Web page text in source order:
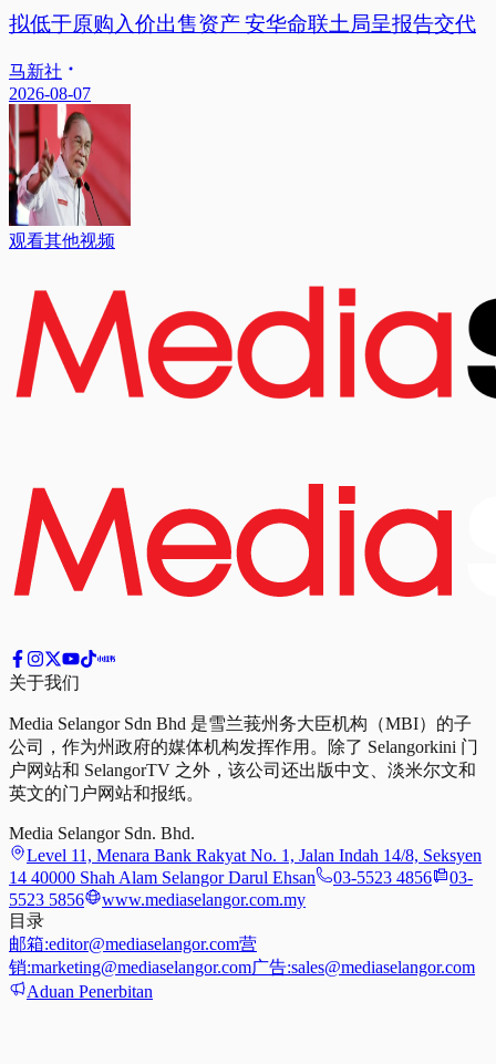
拟低于原购入价出售资产 安华命联土局呈报告交代
马新社
2026-08-07
观看其他视频
关于我们
Media Selangor Sdn Bhd 是雪兰莪州务大臣机构（MBI）的子
公司，作为州政府的媒体机构发挥作用。除了 Selangorkini 门
户网站和 SelangorTV 之外，该公司还出版中文、淡米尔文和
英文的门户网站和报纸。
Media Selangor Sdn. Bhd.
Level 11, Menara Bank Rakyat No. 1, Jalan Indah 14/8, Seksyen
14 40000 Shah Alam Selangor Darul Ehsan
03-5523 4856
03-
5523 5856
www.mediaselangor.com.my
目录
邮箱:editor@mediaselangor.com营
销:marketing@mediaselangor.com广告:sales@mediaselangor.com
Aduan Penerbitan